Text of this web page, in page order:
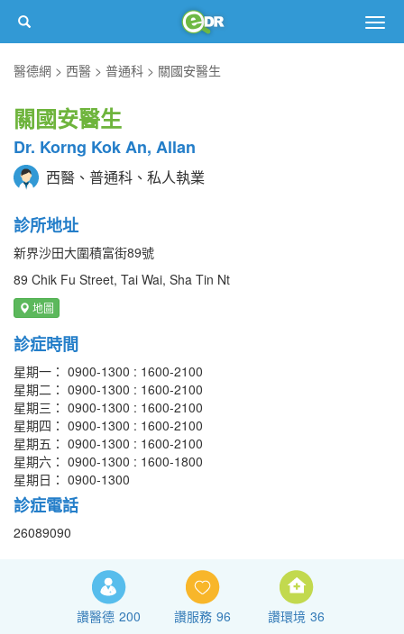
醫德網
西醫 普通科 關國安醫生
關國安醫生
Dr. Korng Kok An, Allan
西醫、普通科、私人執業
診所地址
新界沙田大圍積富街89號
89 Chik Fu Street, Tai Wai, Sha Tin Nt
地圖
診症時間
星期一： 0900-1300 : 1600-2100
星期二： 0900-1300 : 1600-2100
星期三： 0900-1300 : 1600-2100
星期四： 0900-1300 : 1600-2100
星期五： 0900-1300 : 1600-2100
星期六： 0900-1300 : 1600-1800
星期日： 0900-1300
診症電話
26089090
讚醫德 200 讚服務 96 讚環境 36